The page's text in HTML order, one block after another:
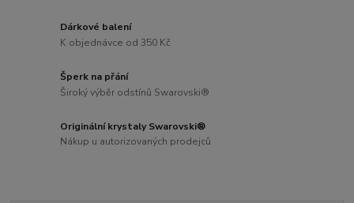
Dárkové balení
K objednávce od 350 Kč
Šperk na přání
Široký výběr odstínů Swarovski®
Originální krystaly Swarovski®
Nákup u autorizovaných prodejců